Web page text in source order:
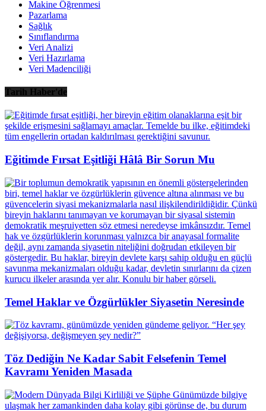
Makine Öğrenmesi
Pazarlama
Sağlık
Sınıflandırma
Veri Analizi
Veri Hazırlama
Veri Madenciliği
Tarih Haber'de
Eğitimde Fırsat Eşitliği Hâlâ Bir Sorun Mu
Temel Haklar ve Özgürlükler Siyasetin Neresinde
Töz Dediğin Ne Kadar Sabit Felsefenin Temel
Kavramı Yeniden Masada